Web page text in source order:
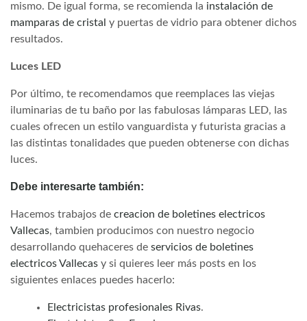
mismo. De igual forma, se recomienda la instalación de
mamparas de cristal y puertas de vidrio para obtener dichos
resultados.
Luces LED
Por último, te recomendamos que reemplaces las viejas
iluminarias de tu baño por las fabulosas lámparas LED, las
cuales ofrecen un estilo vanguardista y futurista gracias a
las distintas tonalidades que pueden obtenerse con dichas
luces.
Debe interesarte también:
Hacemos trabajos de creacion de boletines electricos
Vallecas, tambien producimos con nuestro negocio
desarrollando quehaceres de servicios de boletines
electricos Vallecas y si quieres leer más posts en los
siguientes enlaces puedes hacerlo:
Electricistas profesionales Rivas.